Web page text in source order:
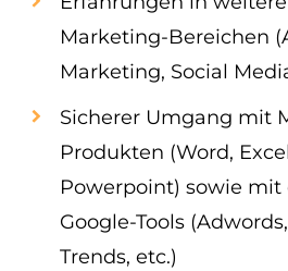
Marketing-Bereichen
Marketing, Social
Sicherer Umgang mit
Produkten (Word,
Powerpoint) sowie
Google-Tools
Trends, etc.)